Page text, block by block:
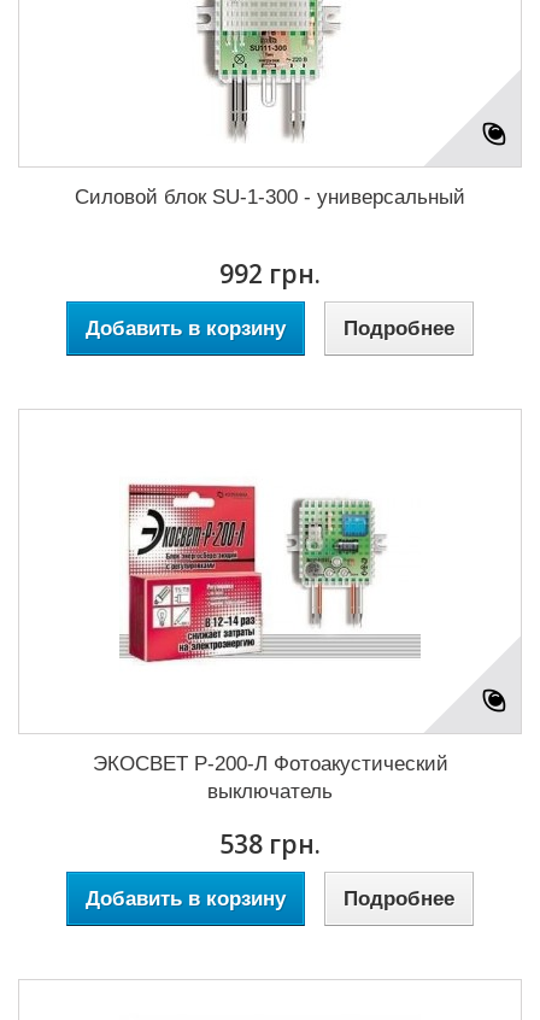
Силовой блок SU-1-300 - универсальный
992 грн.
Добавить в корзину Подробнее
ЭКОСВЕТ Р-200-Л Фотоакустический
выключатель
538 грн.
Добавить в корзину Подробнее